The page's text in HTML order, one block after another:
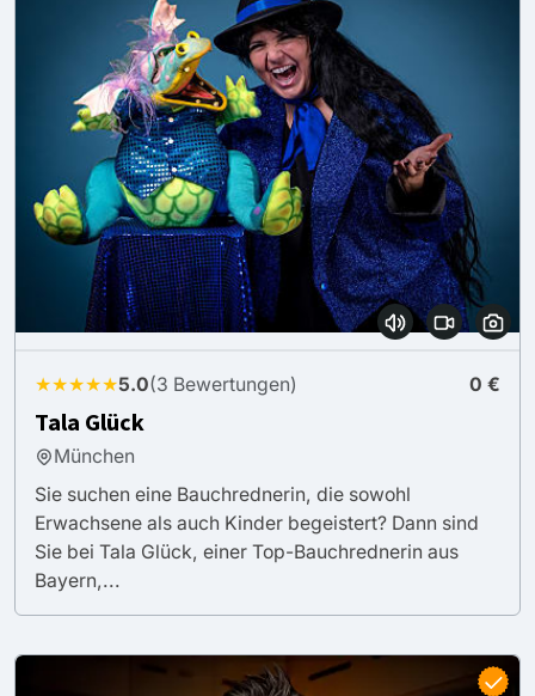
★★★★★5.0(3 Bewertungen) 0 €
Tala Glück
München
Sie suchen eine Bauchrednerin, die sowohl
Erwachsene als auch Kinder begeistert? Dann sind
Sie bei Tala Glück, einer Top-Bauchrednerin aus
Bayern,...